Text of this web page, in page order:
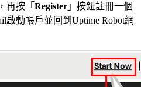
再按「 Register 」按鈕註冊一個
啟動帳戶並回到Uptime Robot網